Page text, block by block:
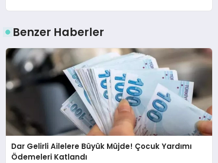
Benzer Haberler
Dar Gelirli Ailelere Büyük Müjde! Çocuk Yardımı
Ödemeleri Katlandı